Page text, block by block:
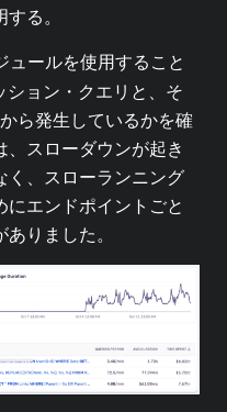
る。
ュールを使用すること
ション・クエリと、そ
ら発生しているかを確
スローダウンが起き
く、スローランニング
にエンドポイントごと
りました。